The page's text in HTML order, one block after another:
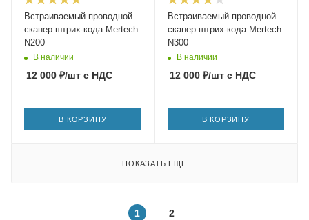
Встраиваемый проводной
сканер штрих-кода Mertech
N200
В наличии
12 000 ₽/шт с НДС
В КОРЗИНУ
Встраиваемый проводной
сканер штрих-кода Mertech
N300
В наличии
12 000₽/штс НДС
В КОРЗИНУ
ПОКАЗАТЬ ЕЩЕ
1 2